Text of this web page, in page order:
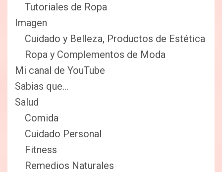
Tutoriales de Ropa
Imagen
Cuidado y Belleza, Productos de Estética
Ropa y Complementos de Moda
Mi canal de YouTube
Sabias que…
Salud
Comida
Cuidado Personal
Fitness
Remedios Naturales